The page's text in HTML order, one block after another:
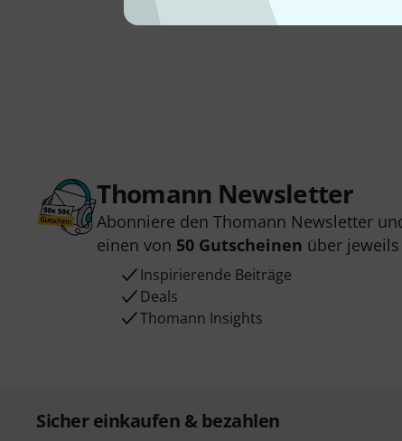
Thomann Newsletter
Abonniere den Thomann Newsletter
einen von 50 Gutscheinen über jeweils
Inspirierende Beiträge
Deals
Thomann Insights
Sicher einkaufen & bezahlen